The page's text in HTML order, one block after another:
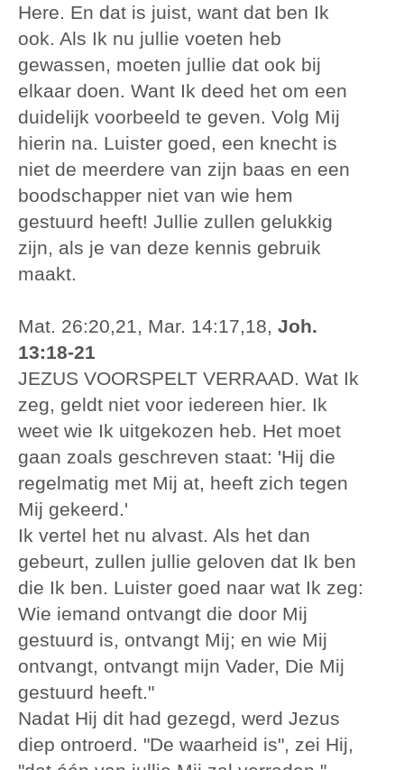
Here. En dat is juist, want dat ben Ik
ook. Als Ik nu jullie voeten heb
gewassen, moeten jullie dat ook bij
elkaar doen. Want Ik deed het om een
duidelijk voorbeeld te geven. Volg Mij
hierin na. Luister goed, een knecht is
niet de meerdere van zijn baas en een
boodschapper niet van wie hem
gestuurd heeft! Jullie zullen gelukkig
zijn, als je van deze kennis gebruik
maakt.
Mat. 26:20,21, Mar. 14:17,18, Joh.
13:18-21
JEZUS VOORSPELT VERRAAD. Wat Ik
zeg, geldt niet voor iedereen hier. Ik
weet wie Ik uitgekozen heb. Het moet
gaan zoals geschreven staat: 'Hij die
regelmatig met Mij at, heeft zich tegen
Mij gekeerd.'
Ik vertel het nu alvast. Als het dan
gebeurt, zullen jullie geloven dat Ik ben
die Ik ben. Luister goed naar wat Ik zeg:
Wie iemand ontvangt die door Mij
gestuurd is, ontvangt Mij; en wie Mij
ontvangt, ontvangt mijn Vader, Die Mij
gestuurd heeft."
Nadat Hij dit had gezegd, werd Jezus
diep ontroerd. "De waarheid is", zei Hij,